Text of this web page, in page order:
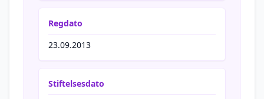
Regdato
23.09.2013
Stiftelsesdato